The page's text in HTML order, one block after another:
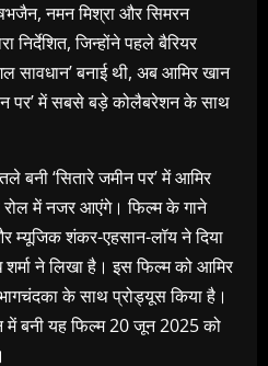
नमन मिश्रा और सिमरन
निर्देशित, जिन्होंने पहले बैरियर
सावधान’ बनाई थी, अब आमिर खान
पर’ में सबसे बड़े कोलैबरेशन के साथ
बनी ‘सितारे जमीन पर’ में आमिर
में नजर आएंगे। फिल्म के गाने
म्यूजिक शंकर-एहसान-लॉय ने दिया
शर्मा ने लिखा है। इस फिल्म को आमिर
के साथ प्रोड्यूस किया है।
बनी यह फिल्म 20 जून 2025 को